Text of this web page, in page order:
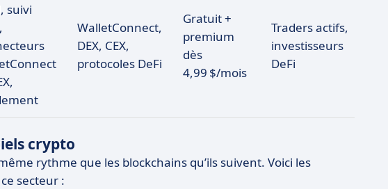
suivi
WalletConnect,
DEX, CEX,
protocoles DeFi
Gratuit +
premium
dès
4,99 $/mois
Traders actifs,
investisseurs
DeFi
crypto
rythme que les blockchains qu’ils suivent. Voici les
secteur :